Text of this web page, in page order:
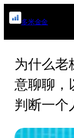
跳
至
多米金金
为什么老
意聊聊，
判断一个